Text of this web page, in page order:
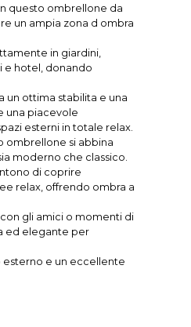
questo ombrellone da
un ampia zona d ombra
in giardini,
e hotel, donando
un ottima stabilita e una
una piacevole
esterni in totale relax.
ombrellone si abbina
moderno che classico.
di coprire
relax, offrendo ombra a
gli amici o momenti di
ed elegante per
esterno e un eccellente